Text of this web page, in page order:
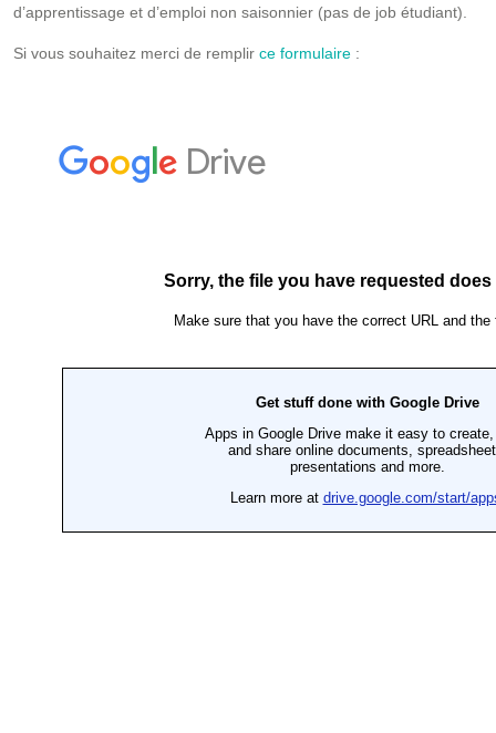
d’apprentissage et d’emploi non saisonnier (pas de job étudiant).
Si vous souhaitez merci de remplir ce formulaire :